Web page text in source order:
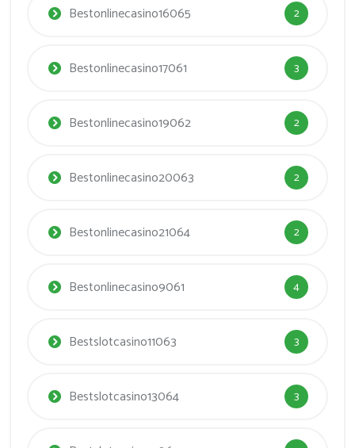
Bestonlinecasino16065 2
Bestonlinecasino17061 3
Bestonlinecasino19062 2
Bestonlinecasino20063 2
Bestonlinecasino21064 2
Bestonlinecasino9061 4
Bestslotcasino11063 3
Bestslotcasino13064 3